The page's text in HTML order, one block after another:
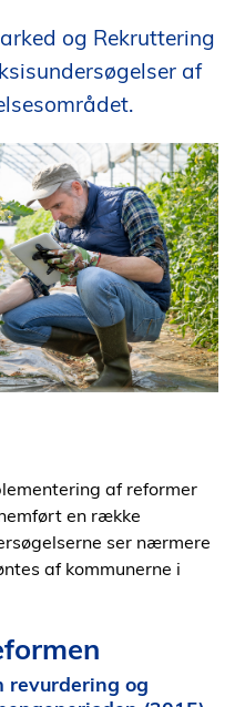
og Rekruttering
af
af reformer
en række
ser nærmere
af kommunerne i
revurdering og